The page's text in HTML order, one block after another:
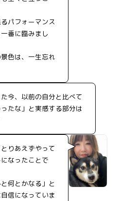
パフォーマンス
番に臨みまし
色は、一生忘れ
今、以前の自分と比べて
ったな」と実感する部分は
りあえずやって
なったことで
何とかなる」と
信になっていま